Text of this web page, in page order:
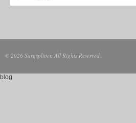
© 2026 Sargsplitter. All Rights Reserved.
blog